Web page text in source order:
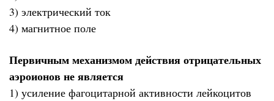
3) электрический ток
4) магнитное поле
Первичным механизмом действия отрицательных
аэроионов не является
1) усиление фагоцитарной активности лейкоцитов